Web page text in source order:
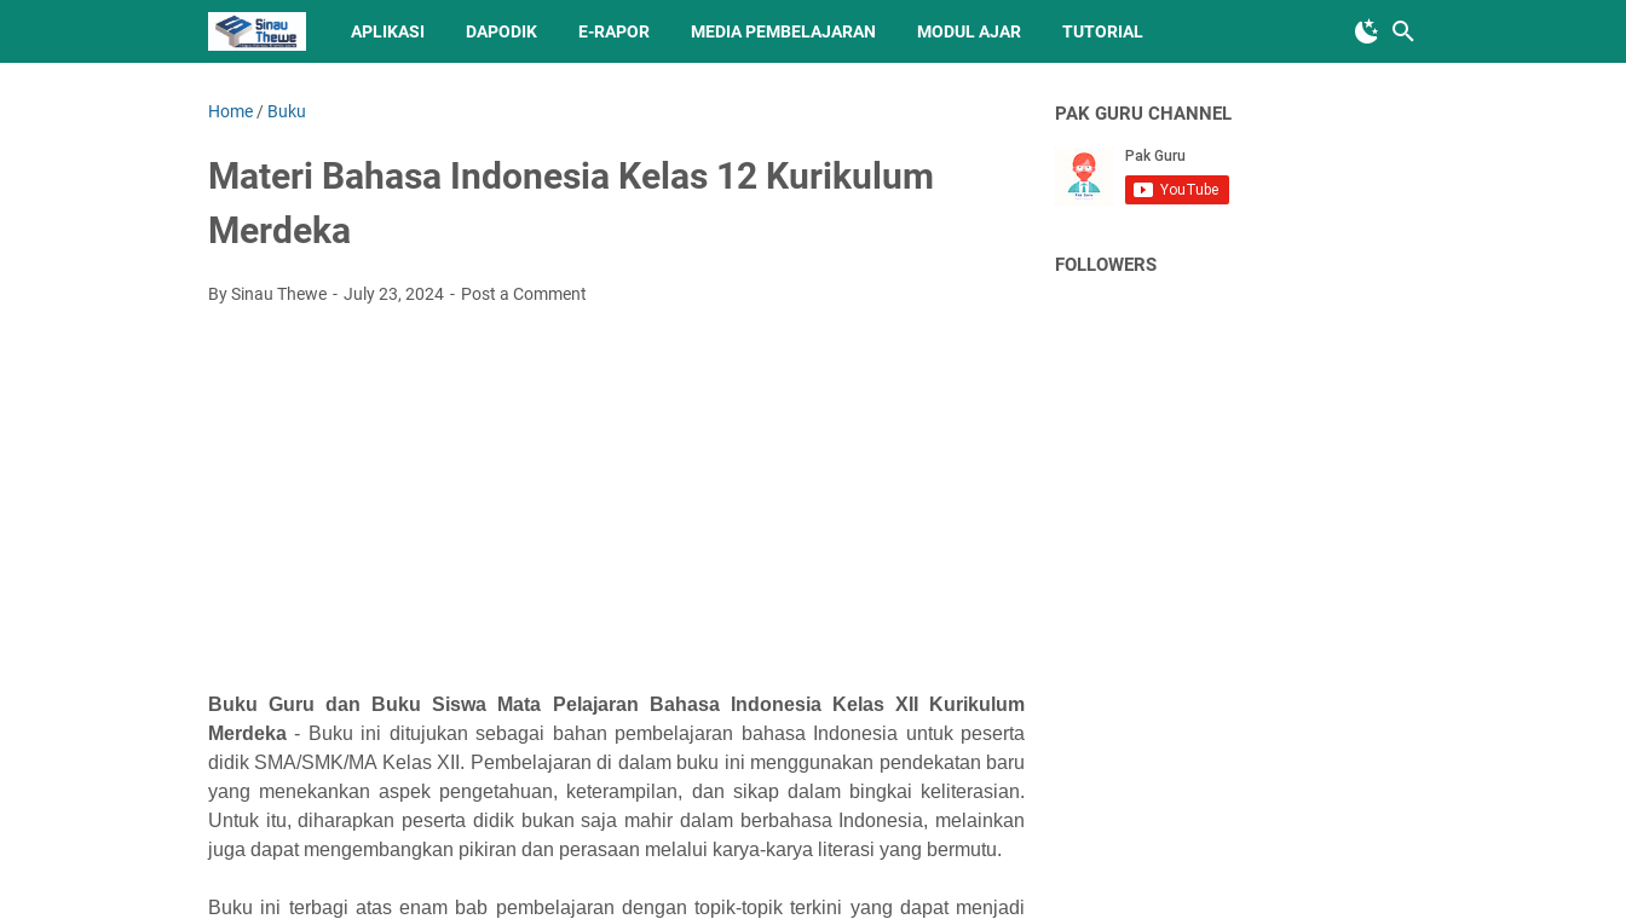
APLIKASI DAPODIK E-RAPOR MEDIA PEMBELAJARAN MODUL AJAR TUTORIAL
Home / Buku
Materi Bahasa Indonesia Kelas 12 Kurikulum
Merdeka
By Sinau Thewe July 23, 2024 Post a Comment
Buku Guru dan Buku Siswa Mata Pelajaran Bahasa Indonesia Kelas XII Kurikulum
Merdeka - Buku ini ditujukan sebagai bahan pembelajaran bahasa Indonesia untuk peserta
didik SMA/SMK/MA Kelas XII. Pembelajaran di dalam buku ini menggunakan pendekatan baru
yang menekankan aspek pengetahuan, keterampilan, dan sikap dalam bingkai keliterasian.
Untuk itu, diharapkan peserta didik bukan saja mahir dalam berbahasa Indonesia, melainkan
juga dapat mengembangkan pikiran dan perasaan melalui karya-karya literasi yang bermutu.
Buku ini terbagi atas enam bab pembelajaran dengan topik-topik terkini yang dapat menjadi
PAK GURU CHANNEL
FOLLOWERS